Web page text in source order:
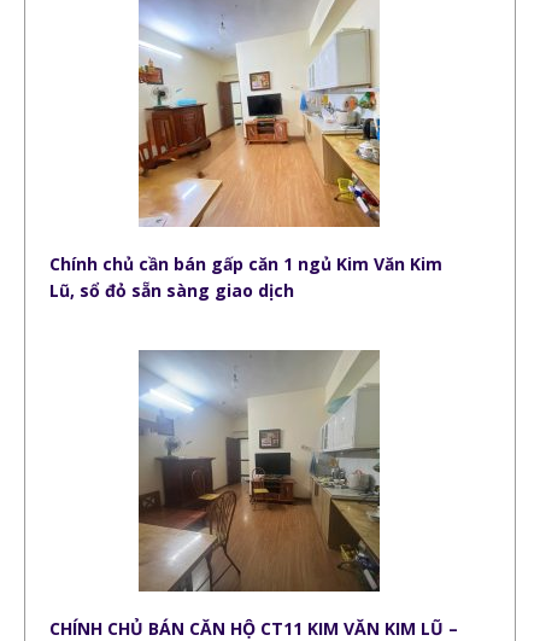
Chính chủ cần bán gấp căn 1 ngủ Kim Văn Kim
Lũ, sổ đỏ sẵn sàng giao dịch
CHÍNH CHỦ BÁN CĂN HỘ CT11 KIM VĂN KIM LŨ –